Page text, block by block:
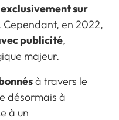
exclusivement sur
Cependant, en 2022,
publicité,
majeur.
à travers le
désormais à
à un